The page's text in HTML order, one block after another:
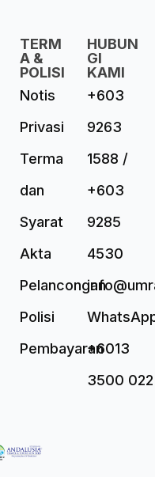
TERM
A &
POLISI
Notis
Privasi
Terma
dan
Syarat
Akta
Pelancongan
Polisi
Pembayaran
HUBUN
GI
KAMI
+603
9263
1588 /
+603
9285
4530
+6013
3500 022